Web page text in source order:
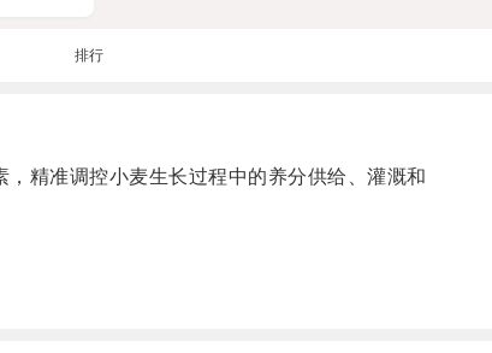
排行
精准调控小麦生长过程中的养分供给、灌溉和